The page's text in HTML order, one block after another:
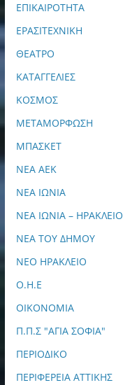
ΕΠΙΚΑΙΡΟΤΗΤΑ
ΕΡΑΣΙΤΕΧΝΙΚΗ
ΘΕΑΤΡΟ
ΚΑΤΑΓΓΕΛΙΕΣ
ΚΟΣΜΟΣ
ΜΕΤΑΜΟΡΦΩΣΗ
ΜΠΑΣΚΕΤ
ΝΕΑ ΑΕΚ
ΝΕΑ ΙΩΝΙΑ
ΝΕΑ ΙΩΝΙΑ – ΗΡΑΚΛΕΙΟ
ΝΕΑ ΤΟΥ ΔΗΜΟΥ
ΝΕΟ ΗΡΑΚΛΕΙΟ
Ο.Η.Ε
ΟΙΚΟΝΟΜΙΑ
Π.Π.Σ "ΑΓΙΑ ΣΟΦΙΑ"
ΠΕΡΙΟΔΙΚΟ
ΠΕΡΙΦΕΡΕΙΑ ΑΤΤΙΚΗΣ